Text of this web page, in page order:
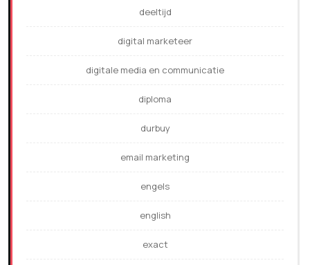
deeltijd
digital marketeer
digitale media en communicatie
diploma
durbuy
email marketing
engels
english
exact